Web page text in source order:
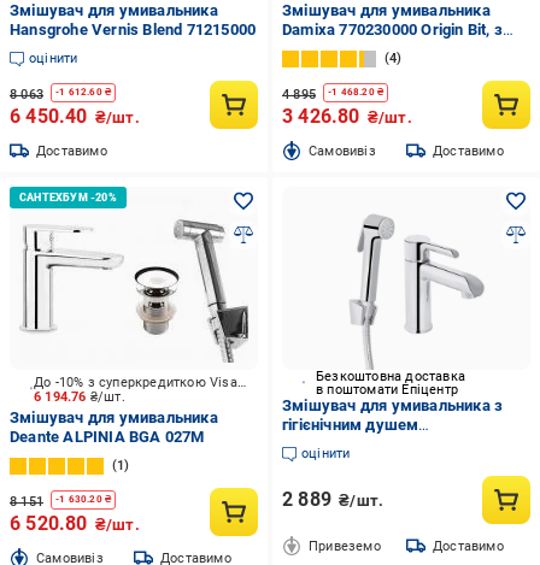
Змішувач для умивальника
Hansgrohe Vernis Blend 71215000
оцінити
8 063 -1 612.60₴
6 450.40 ₴/шт.
Доставимо
Змішувач для умивальника
Damixa 770230000 Origin Bit, з
гігієнічним душем
4
4 895 -1 468.20₴
3 426.80 ₴/шт.
Cамовивіз Доставимо
6 194.76 ₴/шт.
До -10% з суперкредиткою Visa Вигода
Змішувач для умивальника
Deante ALPINIA BGA 027M
1
8 151 -1 630.20₴
6 520.80 ₴/шт.
Cамовивіз Доставимо
Безкоштовна доставка
в поштомати Епіцентр
Змішувач для умивальника з
гігієнічним душем
QTGRA272CRM45670 латунний
Chrome (SD00051794)
оцінити
2 889 ₴/шт.
Привеземо Доставимо